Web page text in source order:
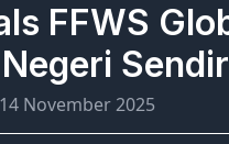
FFWS
November 2025